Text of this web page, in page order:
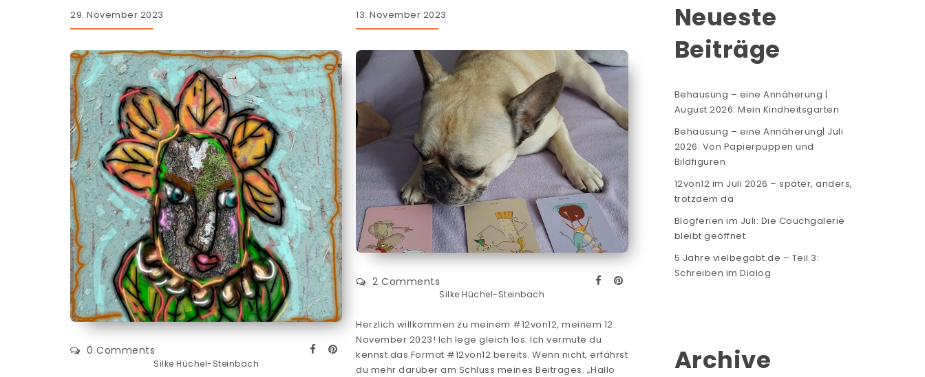
29. November 2023
Silke Hüchel-Steinbach
0 Comments
13. November 2023
Silke Hüchel-Steinbach
2 Comments
Herzlich willkommen zu meinem #12von12, meinem 12.
November 2023! Ich lege gleich los. Ich vermute du
kennst das Format #12von12 bereits. Wenn nicht, erfährst
du mehr darüber am Schluss meines Beitrages. „Hallo
Neueste
Beiträge
Behausung – eine Annäherung |
August 2026: Mein Kindheitsgarten
Behausung – eine Annäherung| Juli
2026: Von Papierpuppen und
Bildfiguren
12von12 im Juli 2026 – später, anders,
trotzdem da
Blogferien im Juli: Die Couchgalerie
bleibt geöffnet
5 Jahre vielbegabt.de – Teil 3:
Schreiben im Dialog
Archive